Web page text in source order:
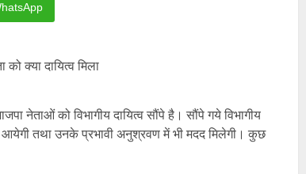
क्या दायित्व मिला
नेताओं को विभागीय दायित्व सौंपे है। सौंपे गये विभागीय
आयेगी तथा उनके प्रभावी अनुश्रवण में भी मदद मिलेगी। कुछ